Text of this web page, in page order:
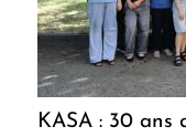
KASA : 30 ans